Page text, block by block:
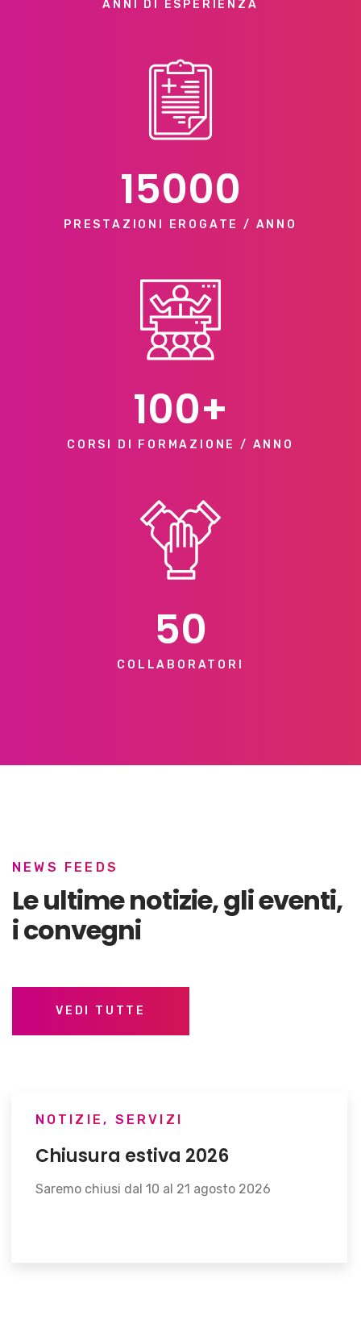
ANNI DI ESPERIENZA
15000
PRESTAZIONI EROGATE / ANNO
100+
CORSI DI FORMAZIONE / ANNO
50
COLLABORATORI
NEWS FEEDS
Le ultime notizie,gli eventi,
i convegni
VEDI TUTTE
NOTIZIE, SERVIZI
Chiusura estiva 2026
Saremo chiusi dal 10 al 21 agosto 2026